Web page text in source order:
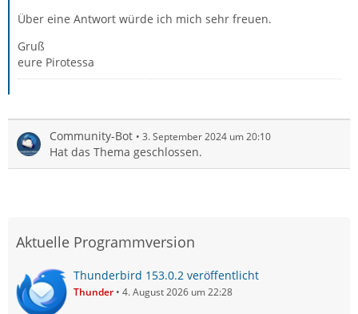
Über eine Antwort würde ich mich sehr freuen.
Gruß
eure Pirotessa
Community-Bot 3. September 2024 um 20:10
Hat das Thema geschlossen.
Aktuelle Programmversion
Thunderbird 153.0.2 veröffentlicht
Thunder 4. August 2026 um 22:28